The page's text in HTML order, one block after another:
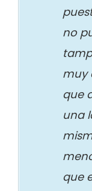
no
muy
que
una
que